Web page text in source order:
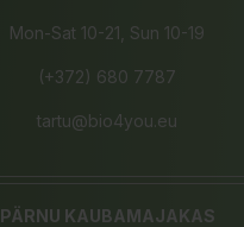
Mon-Sat 10-21, Sun 10-19
(+372) 680 7787
tartu@bio4you.eu
PÄRNU KAUBAMAJAKAS